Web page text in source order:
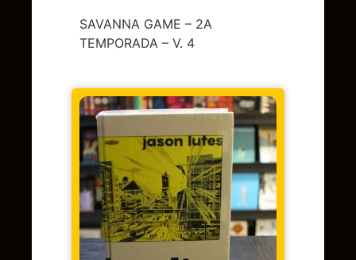
SAVANNA GAME – 2A
TEMPORADA – V. 4